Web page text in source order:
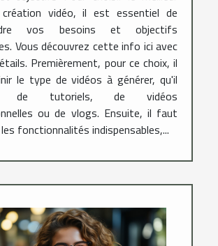
vidéo, il est essentiel de
vos besoins et objectifs
Vous découvrez cette info ici avec
Premièrement, pour ce choix, il
le type de vidéos à générer, qu'il
de tutoriels, de vidéos
ou de vlogs. Ensuite, il faut
fonctionnalités indispensables,...